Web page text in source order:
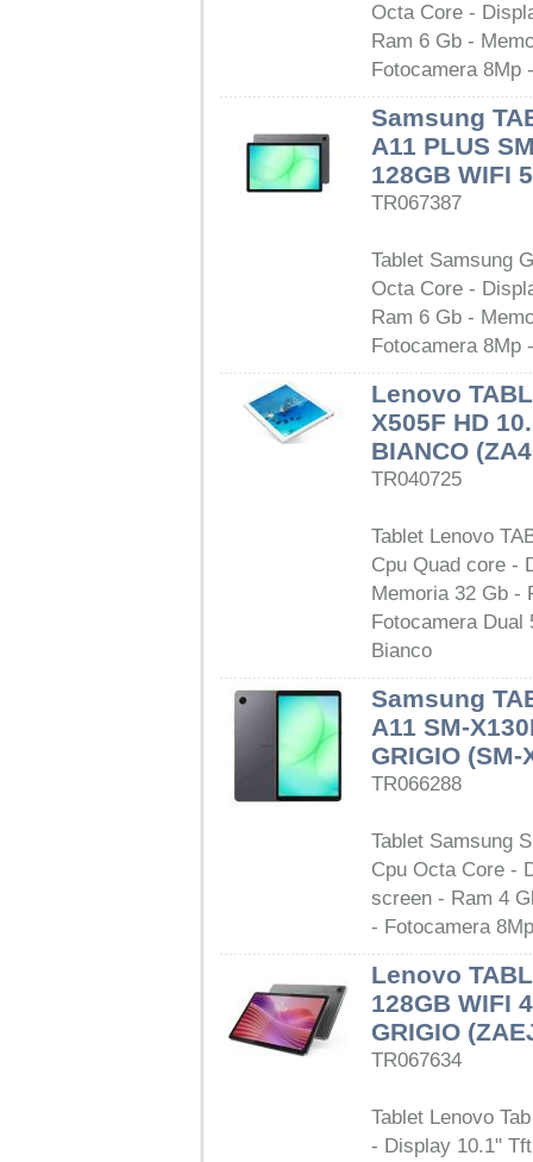
Octa Core -
Ram 6 Gb -
Fotocamera 8Mp
Samsung
A11 PLUS
128GB WIFI
TR067387
Tablet Samsung
Octa Core -
Ram 6 Gb -
Fotocamera 8Mp
Lenovo
X505F HD
BIANCO
TR040725
Tablet Lenovo
Cpu Quad core -
Memoria 32 Gb -
Fotocamera Dual
Bianco
Samsung
A11 SM-
GRIGIO (SM-
TR066288
Tablet Samsung
Cpu Octa Core -
screen - Ram 4
- Fotocamera
Lenovo
128GB WIFI
GRIGIO
TR067634
Tablet Lenovo
- Display 10.1"